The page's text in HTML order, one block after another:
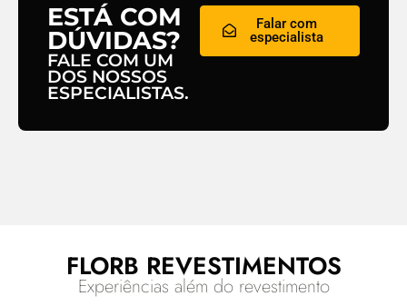
ESTÁ COM
DÚVIDAS?
FALE COM UM
DOS NOSSOS
ESPECIALISTAS.
Falar com
especialista
FLORB REVESTIMENTOS
Experiências além do revestimento